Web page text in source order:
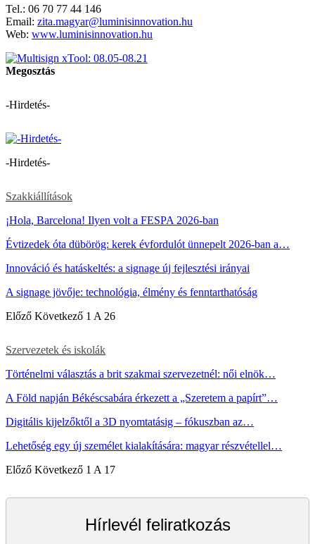
Tel.: 06 70 77 44 146
Email: zita.magyar@luminisinnovation.hu
Web: www.luminisinnovation.hu
Megosztás
-Hirdetés-
-Hirdetés-
Szakkiállítások
¡Hola, Barcelona! Ilyen volt a FESPA 2026-ban
Évtizedek óta dübörög: kerek évfordulót ünnepelt 2026-ban a…
Innováció és hatáskeltés: a signage új fejlesztési irányai
A signage jövője: technológia, élmény és fenntarthatóság
Előző Következő 1 A 26
Szervezetek és iskolák
Történelmi választás a brit szakmai szervezetnél: női elnök…
A Föld napján Békéscsabára érkezett a „Szeretem a papírt”…
Digitális kijelzőktől a 3D nyomtatásig – fókuszban az…
Lehetőség egy új személet kialakítására: magyar részvétellel…
Előző Következő 1 A 17
Hírlevél feliratkozás